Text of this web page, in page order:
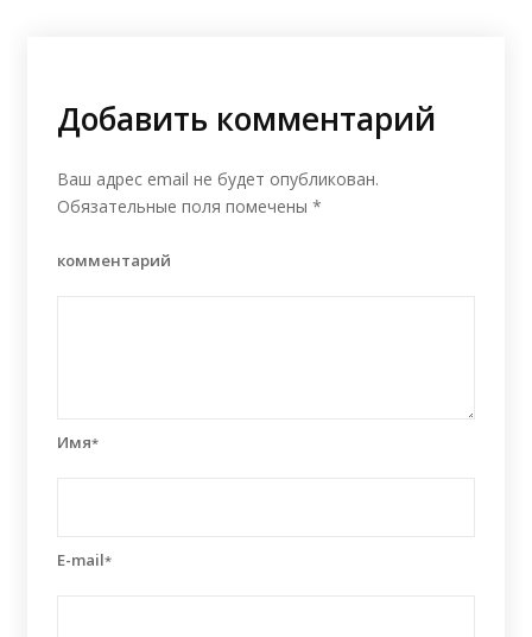
Добавить комментарий
Ваш адрес email не будет опубликован.
Обязательные поля помечены *
комментарий
Имя*
E-mail*